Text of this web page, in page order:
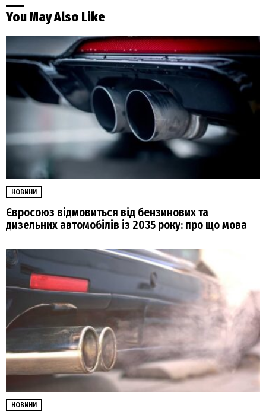
You May Also Like
НОВИНИ
Євросоюз відмовиться від бензинових та
дизельних автомобілів із 2035 року: про що мова
НОВИНИ